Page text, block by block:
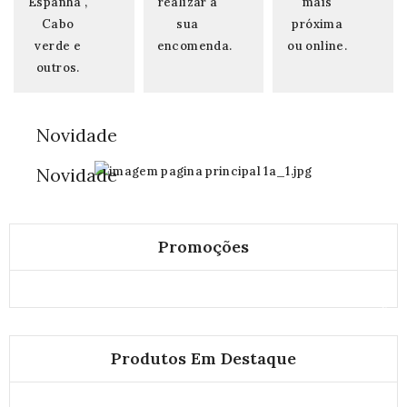
Cabo
verde e
outros.
sua
encomenda.
próxima
ou online.
Novidade
Painéis
Novidade
Promoções
Produtos Em Destaque